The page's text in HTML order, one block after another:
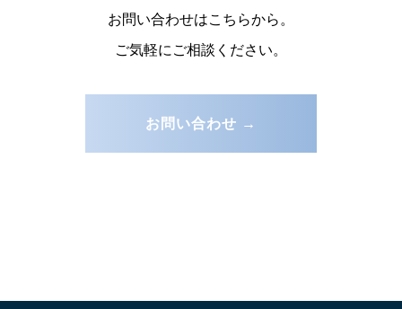
お問い合わせはこちらから。
ご気軽にご相談ください。
お問い合わせ →